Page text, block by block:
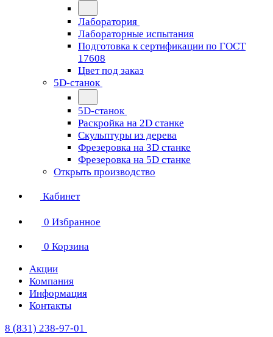
Лаборатория
Лабораторные испытания
Подготовка к сертификации по ГОСТ
17608
Цвет под заказ
5D-станок
5D-станок
Раскройка на 2D станке
Скульптуры из дерева
Фрезеровка на 3D станке
Фрезеровка на 5D станке
Открыть производство
Кабинет
0 Избранное
0 Корзина
Акции
Компания
Информация
Контакты
8 (831) 238-97-01